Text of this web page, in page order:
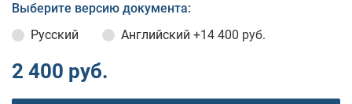
Выберите версию документа:
Русский
Английский +14 400 руб.
2 400 руб.